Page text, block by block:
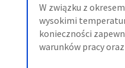
W związku z
wysokimi
konieczności
warunków pracy